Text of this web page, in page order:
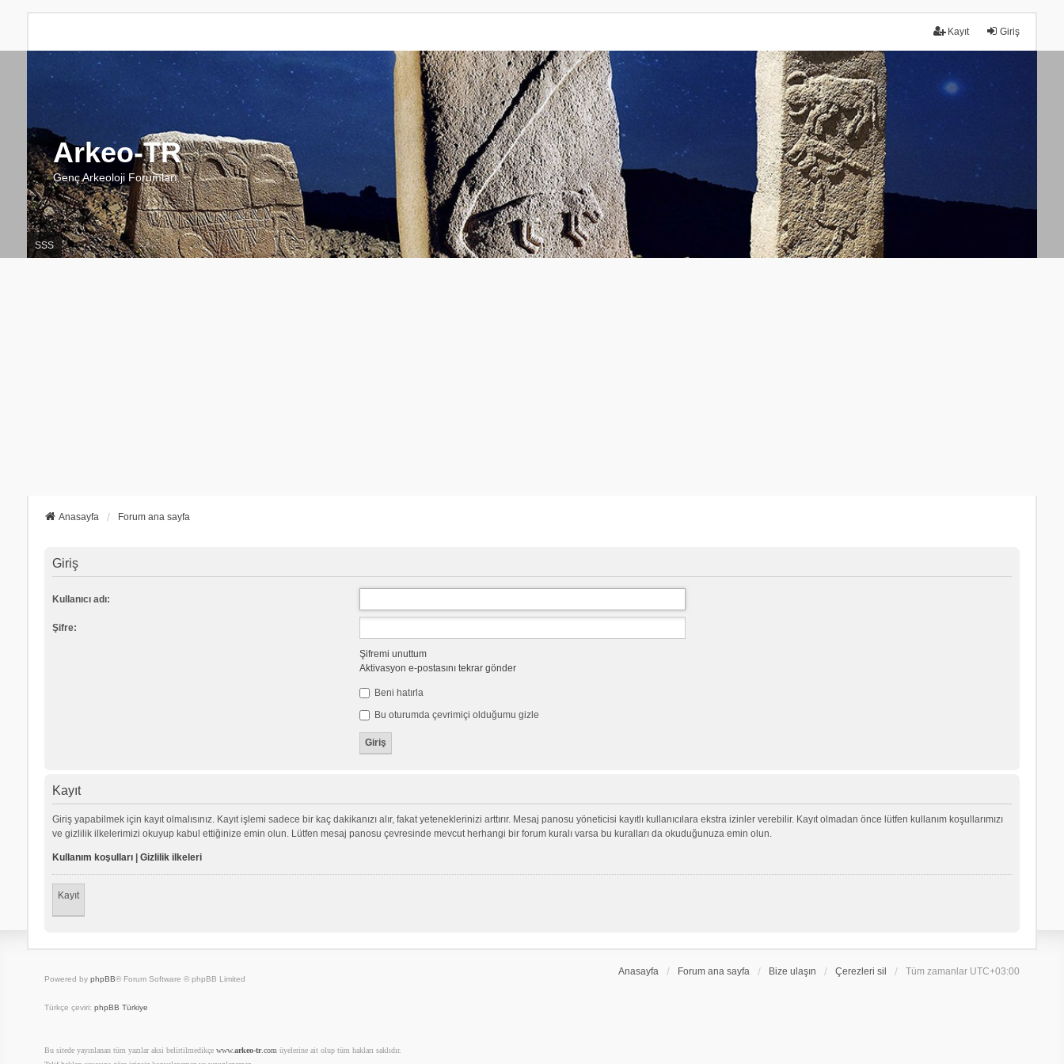
Giriş
Kayıt
Arkeo-TR
Genç Arkeoloji Forumları
SSS
Anasayfa Forum ana sayfa
Giriş
Kullanıcı adı:
Şifre:
Şifremi unuttum
Aktivasyon e-postasını tekrar gönder
Beni hatırla
Bu oturumda çevrimiçi olduğumu gizle
Kayıt
Giriş yapabilmek için kayıt olmalısınız. Kayıt işlemi sadece bir kaç dakikanızı alır, fakat yeteneklerinizi arttırır. Mesaj panosu yöneticisi kayıtlı kullanıcılara ekstra izinler verebilir. Kayıt olmadan önce lütfen kullanım koşullarımızı
ve gizlilik ilkelerimizi okuyup kabul ettiğinize emin olun. Lütfen mesaj panosu çevresinde mevcut herhangi bir forum kuralı varsa bu kuralları da okuduğunuza emin olun.
Kullanım koşulları| Gizlilik ilkeleri
Kayıt
Anasayfa Forum ana sayfa Bize ulaşın Çerezleri sil Tüm zamanlar UTC+03:00
Powered by phpBB® Forum Software © phpBB Limited
Türkçe çeviri: phpBB Türkiye
Bu sitede yayınlanan tüm yazılar aksi belirtilmedikçe www.arkeo-tr.com üyelerine ait olup tüm hakları saklıdır.